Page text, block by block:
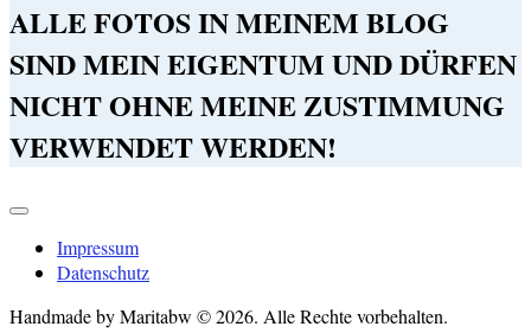
ALLE FOTOS IN MEINEM BLOG
SIND MEIN EIGENTUM UND DÜRFEN
NICHT OHNE MEINE ZUSTIMMUNG
VERWENDET WERDEN!
Impressum
Datenschutz
Handmade by Maritabw © 2026. Alle Rechte vorbehalten.